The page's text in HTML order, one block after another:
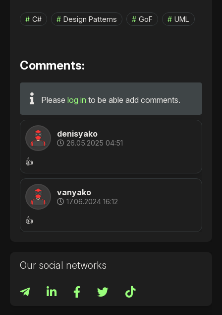
C# Design Patterns GoF UML
Comments:
Please log in to be able add comments.
denisyako
26.05.2025 04:51
👍
vanyako
17.06.2024 16:12
👍
Our social networks